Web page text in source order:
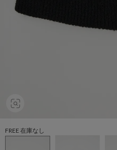
FREE 在庫なし